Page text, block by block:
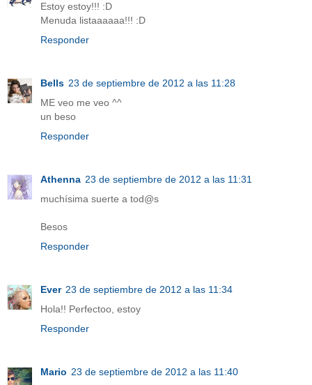
Estoy estoy!!! :D
Menuda listaaaaaa!!! :D
Responder
Bells 23 de septiembre de 2012 a las 11:28
ME veo me veo ^^
un beso
Responder
Athenna 23 de septiembre de 2012 a las 11:31
muchísima suerte a tod@s
Besos
Responder
Ever 23 de septiembre de 2012 a las 11:34
Hola!! Perfectoo, estoy
Responder
Mario 23 de septiembre de 2012 a las 11:40